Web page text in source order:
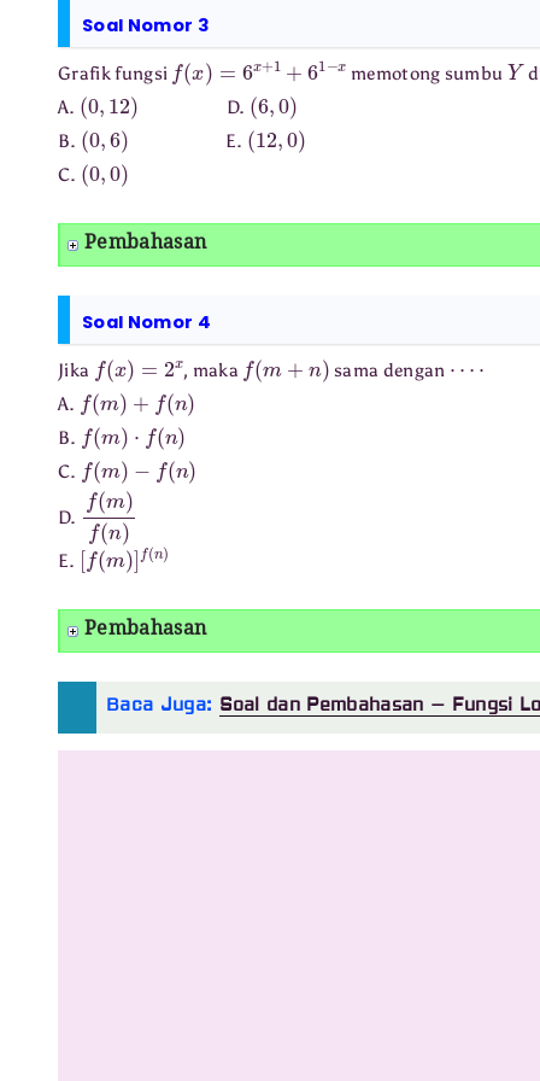
Soal Nomor 3
Grafik fungsi f(x )= x+1+ 6 −x memotong sumbu Y
A. (0 12) D. (6 0)
B. (0 6) E. (12 0)
C. (0 0
Pembahasan
Soal Nomor 4
Jika (x )= x , maka f(m n sama dengan
A. f(m )+ f n)
B. f(m ) n)
C. f(m ) n)
D. f(m)f
E. [f(m)]f(n
Pembahasan
Baca Juga: Soal dan Pembahasan – Fungsi